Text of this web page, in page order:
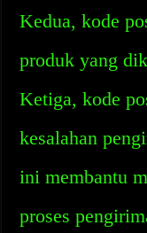
Kedua, kode
produk yang
Ketiga, kode
kesalahan
ini membantu
proses